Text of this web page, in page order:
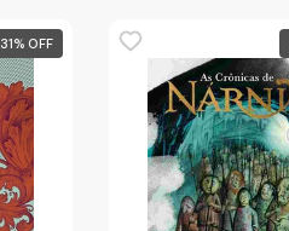
31%